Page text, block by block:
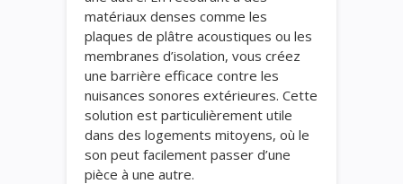
matériaux denses comme les
plaques de plâtre acoustiques ou les
membranes d’isolation, vous créez
une barrière efficace contre les
nuisances sonores extérieures. Cette
solution est particulièrement utile
dans des logements mitoyens, où le
son peut facilement passer d’une
pièce à une autre.